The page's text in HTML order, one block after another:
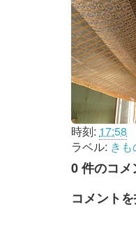
時刻: 17:58
ラベル: き
0 件のコメ
コメント